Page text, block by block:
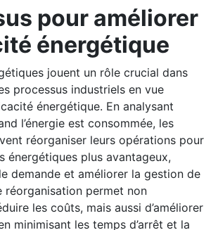
pour améliorer
énergétique
jouent un rôle crucial dans
processus industriels en vue
énergétique. En analysant
l’énergie est consommée, les
réorganiser leurs opérations pour
énergétiques plus avantageux,
demande et améliorer la gestion de
réorganisation permet non
les coûts, mais aussi d’améliorer
minimisant les temps d’arrêt et la